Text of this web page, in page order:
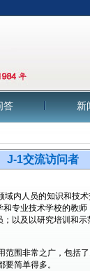
答 新
J-1交流访问者
域内人员的知识和技
专业技术学校的教
以及以研究培训和示
围非常之广，包括了
简单得多。